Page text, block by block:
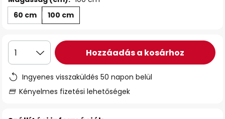
60 cm
100 cm
1 Hozzáadás a kosárhoz
Ingyenes visszaküldés 50 napon belül
Kényelmes fizetési lehetőségek